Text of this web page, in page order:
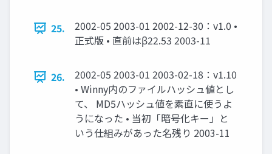
25.
2002-05 2003-01 2002-12-30：v1.0 •
正式版 • 直前はβ22.53 2003-11
26.
2002-05 2003-01 2003-02-18：v1.10
• Winny内のファイルハッシュ値とし
て、 MD5ハッシュ値を素直に使うよ
うになった • 当初「暗号化キー」と
いう仕組みがあった名残り 2003-11